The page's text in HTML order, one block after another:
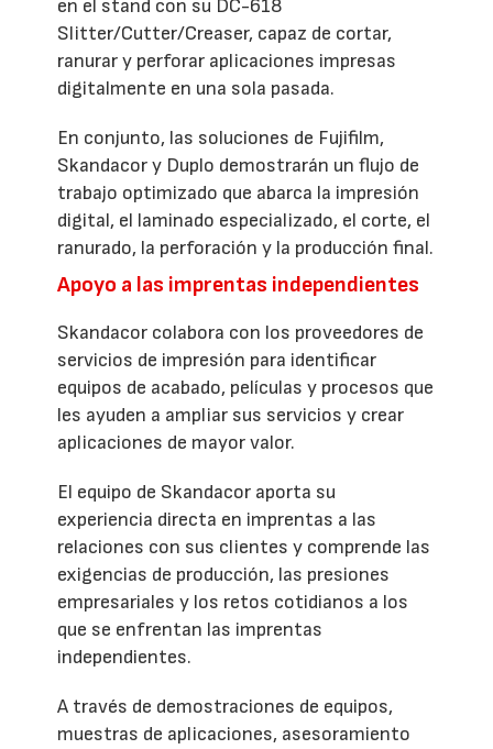
en el stand con su DC-618
Slitter/Cutter/Creaser, capaz de cortar,
ranurar y perforar aplicaciones impresas
digitalmente en una sola pasada.
En conjunto, las soluciones de Fujifilm,
Skandacor y Duplo demostrarán un flujo de
trabajo optimizado que abarca la impresión
digital, el laminado especializado, el corte, el
ranurado, la perforación y la producción final.
Apoyo a las imprentas independientes
Skandacor colabora con los proveedores de
servicios de impresión para identificar
equipos de acabado, películas y procesos que
les ayuden a ampliar sus servicios y crear
aplicaciones de mayor valor.
El equipo de Skandacor aporta su
experiencia directa en imprentas a las
relaciones con sus clientes y comprende las
exigencias de producción, las presiones
empresariales y los retos cotidianos a los
que se enfrentan las imprentas
independientes.
A través de demostraciones de equipos,
muestras de aplicaciones, asesoramiento